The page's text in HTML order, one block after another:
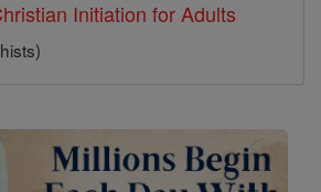
Initiation for Adults